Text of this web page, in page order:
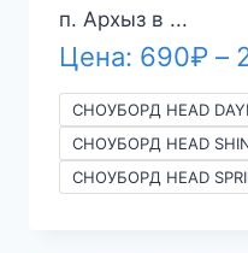
п. Архыз в ...
Цена: 690₽ –
СНОУБОРД HEAD
СНОУБОРД HEAD
СНОУБОРД HEAD